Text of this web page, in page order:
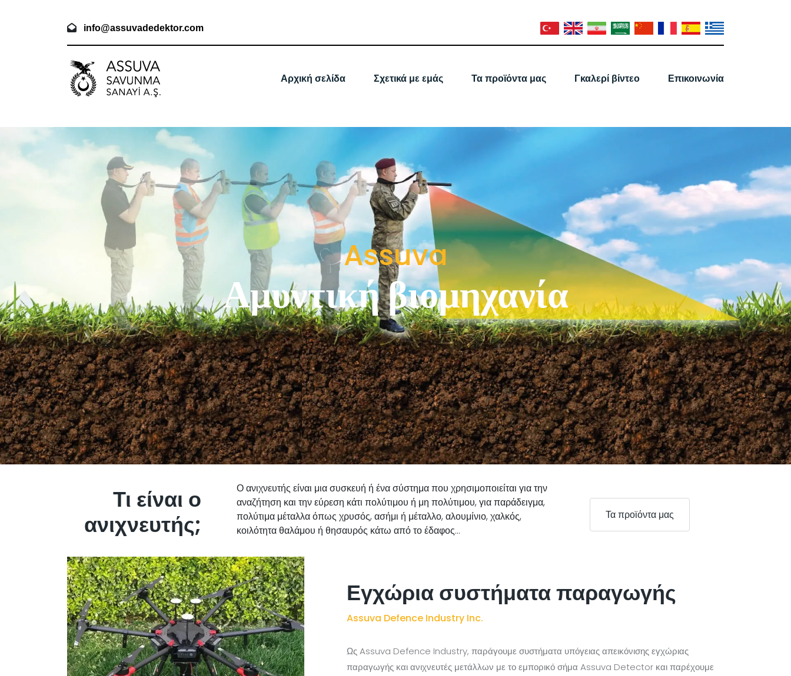
info@assuvadedektor.com
Αρχική σελίδα Σχετικά με εμάς Τα προϊόντα μας Γκαλερί βίντεο Επικοινωνία
Assuva
Αμυντική βιομηχανία
Τι είναι ο
ανιχνευτής;
Ο ανιχνευτής είναι μια συσκευή ή ένα σύστημα που χρησιμοποιείται για την
αναζήτηση και την εύρεση κάτι πολύτιμου ή μη πολύτιμου, για παράδειγμα,
πολύτιμα μέταλλα όπως χρυσός, ασήμι ή μέταλλο, αλουμίνιο, χαλκός,
κοιλότητα θαλάμου ή θησαυρός κάτω από το έδαφος...
Τα προϊόντα μας
Εγχώρια συστήματα παραγωγής
Assuva Defence Industry Inc.
Ως Assuva Defence Industry, παράγουμε συστήματα υπόγειας απεικόνισης εγχώριας
παραγωγής και ανιχνευτές μετάλλων με το εμπορικό σήμα Assuva Detector και παρέχουμε